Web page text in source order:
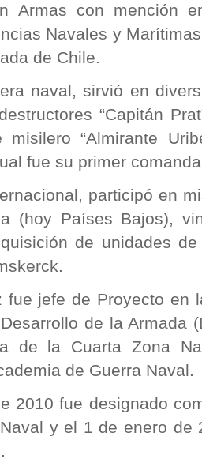
Armas con mención
Navales y
de Chile.
naval, sirvió en
“Capitán
“Almirante
fue su primer
participó en
(hoy Países Bajos),
de unidades
fue jefe de Proyecto en
de la Armada
de la Cuarta Zona
de Guerra Naval.
2010 fue designado
y el 1 de enero de